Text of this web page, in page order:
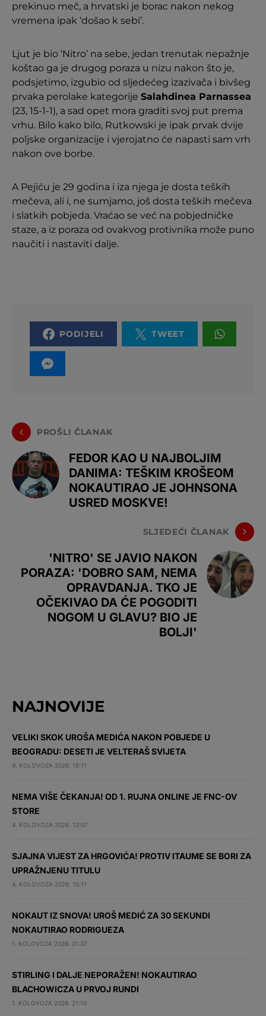
prekinuo meč, a hrvatski je borac nakon nekog
vremena ipak ‘došao k sebi’.
Ljut je bio ‘Nitro’ na sebe, jedan trenutak nepažnje
koštao ga je drugog poraza u nizu nakon što je,
podsjetimo, izgubio od sljedećeg izazivača i bivšeg
prvaka perolake kategorije Salahdinea Parnassea
(23, 15-1-1), a sad opet mora graditi svoj put prema
vrhu. Bilo kako bilo, Rutkowski je ipak prvak dvije
poljske organizacije i vjerojatno će napasti sam vrh
nakon ove borbe.
A Pejiću je 29 godina i iza njega je dosta teških
mečeva, ali i, ne sumjamo, još dosta teških mečeva
i slatkih pobjeda. Vraćao se već na pobjedničke
staze, a iz poraza od ovakvog protivnika može puno
naučiti i nastaviti dalje.
PODIJELI TWEET
PROŠLI ČLANAK
FEDOR KAO U NAJBOLJIM
DANIMA: TEŠKIM KROŠEOM
NOKAUTIRAO JE JOHNSONA
USRED MOSKVE!
SLJEDEĆI ČLANAK
'NITRO' SE JAVIO NAKON
PORAZA: 'DOBRO SAM, NEMA
OPRAVDANJA. TKO JE
OČEKIVAO DA ĆE POGODITI
NOGOM U GLAVU? BIO JE
BOLJI'
NAJNOVIJE
VELIKI SKOK UROŠA MEDIĆA NAKON POBJEDE U
BEOGRADU: DESETI JE VELTERAŠ SVIJETA
4. KOLOVOZA 2026. 16:11
NEMA VIŠE ČEKANJA! OD 1. RUJNA ONLINE JE FNC-OV
STORE
4. KOLOVOZA 2026. 12:07
SJAJNA VIJEST ZA HRGOVIĆA! PROTIV ITAUME SE BORI ZA
UPRAŽNJENU TITULU
4. KOLOVOZA 2026. 10:11
NOKAUT IZ SNOVA! UROŠ MEDIĆ ZA 30 SEKUNDI
NOKAUTIRAO RODRIGUEZA
1. KOLOVOZA 2026. 21:37
STIRLING I DALJE NEPORAŽEN! NOKAUTIRAO
BLACHOWICZA U PRVOJ RUNDI
1. KOLOVOZA 2026. 21:10